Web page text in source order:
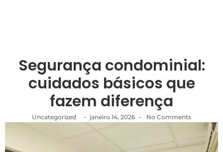
Segurança condominial:
cuidados básicos que
fazem diferença
Uncategorized - janeiro 14, 2026 - No Comments